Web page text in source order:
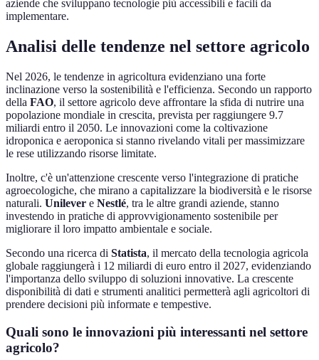
aziende che sviluppano tecnologie più accessibili e facili da
implementare.
Analisi delle tendenze nel settore agricolo
Nel 2026, le tendenze in agricoltura evidenziano una forte
inclinazione verso la sostenibilità e l'efficienza. Secondo un rapporto
della FAO, il settore agricolo deve affrontare la sfida di nutrire una
popolazione mondiale in crescita, prevista per raggiungere 9.7
miliardi entro il 2050. Le innovazioni come la coltivazione
idroponica e aeroponica si stanno rivelando vitali per massimizzare
le rese utilizzando risorse limitate.
Inoltre, c'è un'attenzione crescente verso l'integrazione di pratiche
agroecologiche, che mirano a capitalizzare la biodiversità e le risorse
naturali. Unilever e Nestlé, tra le altre grandi aziende, stanno
investendo in pratiche di approvvigionamento sostenibile per
migliorare il loro impatto ambientale e sociale.
Secondo una ricerca di Statista, il mercato della tecnologia agricola
globale raggiungerà i 12 miliardi di euro entro il 2027, evidenziando
l'importanza dello sviluppo di soluzioni innovative. La crescente
disponibilità di dati e strumenti analitici permetterà agli agricoltori di
prendere decisioni più informate e tempestive.
Quali sono le innovazioni più interessanti nel settore
agricolo?